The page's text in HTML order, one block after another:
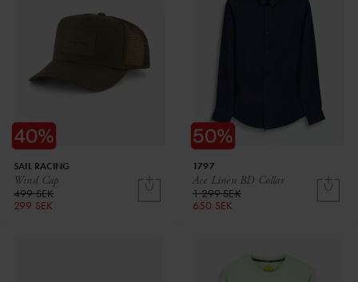
Wind Cap
SAIL RACING
499 SEK
299 SEK
Ace Linen BD Collar
1797
1 299 SEK
650 SEK